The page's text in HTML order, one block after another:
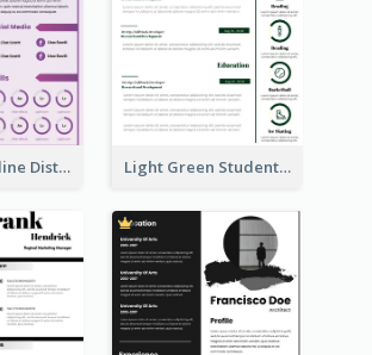
Purple Timeline Distinguished Resume Light Green Student Resume